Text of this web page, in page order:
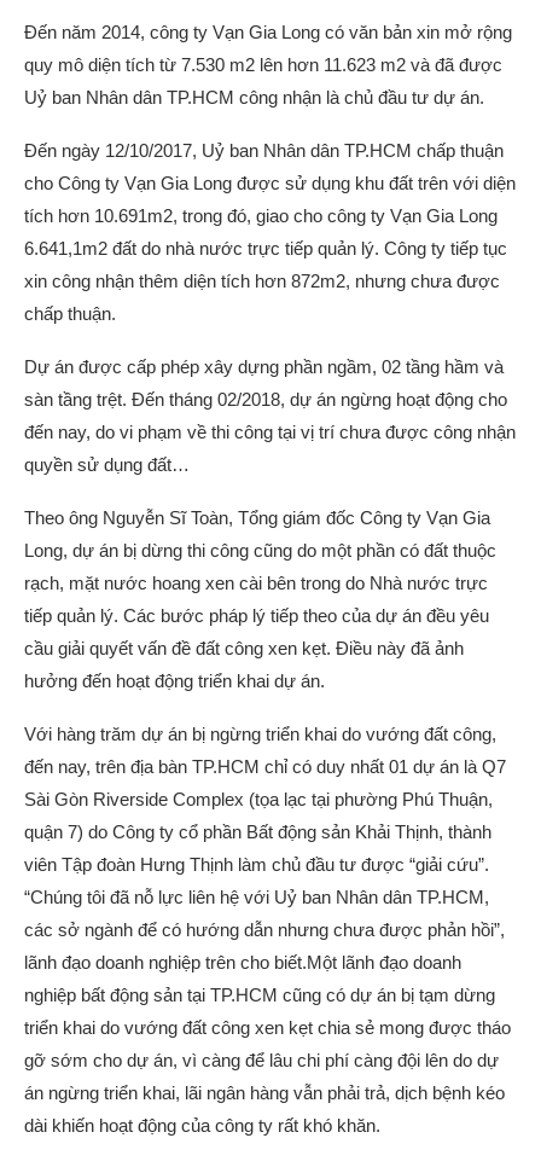
Đến năm 2014, công ty Vạn Gia Long có văn bản xin mở rộng
quy mô diện tích từ 7.530 m2 lên hơn 11.623 m2 và đã được
Uỷ ban Nhân dân TP.HCM công nhận là chủ đầu tư dự án.
Đến ngày 12/10/2017, Uỷ ban Nhân dân TP.HCM chấp thuận
cho Công ty Vạn Gia Long được sử dụng khu đất trên với diện
tích hơn 10.691m2, trong đó, giao cho công ty Vạn Gia Long
6.641,1m2 đất do nhà nước trực tiếp quản lý. Công ty tiếp tục
xin công nhận thêm diện tích hơn 872m2, nhưng chưa được
chấp thuận.
Dự án được cấp phép xây dựng phần ngầm, 02 tầng hầm và
sàn tầng trệt. Đến tháng 02/2018, dự án ngừng hoạt động cho
đến nay, do vi phạm về thi công tại vị trí chưa được công nhận
quyền sử dụng đất…
Theo ông Nguyễn Sĩ Toàn, Tổng giám đốc Công ty Vạn Gia
Long, dự án bị dừng thi công cũng do một phần có đất thuộc
rạch, mặt nước hoang xen cài bên trong do Nhà nước trực
tiếp quản lý. Các bước pháp lý tiếp theo của dự án đều yêu
cầu giải quyết vấn đề đất công xen kẹt. Điều này đã ảnh
hưởng đến hoạt động triển khai dự án.
Với hàng trăm dự án bị ngừng triển khai do vướng đất công,
đến nay, trên địa bàn TP.HCM chỉ có duy nhất 01 dự án là Q7
Sài Gòn Riverside Complex (tọa lạc tại phường Phú Thuận,
quận 7) do Công ty cổ phần Bất động sản Khải Thịnh, thành
viên Tập đoàn Hưng Thịnh làm chủ đầu tư được “giải cứu”.
“Chúng tôi đã nỗ lực liên hệ với Uỷ ban Nhân dân TP.HCM,
các sở ngành để có hướng dẫn nhưng chưa được phản hồi”,
lãnh đạo doanh nghiệp trên cho biết.Một lãnh đạo doanh
nghiệp bất động sản tại TP.HCM cũng có dự án bị tạm dừng
triển khai do vướng đất công xen kẹt chia sẻ mong được tháo
gỡ sớm cho dự án, vì càng để lâu chi phí càng đội lên do dự
án ngừng triển khai, lãi ngân hàng vẫn phải trả, dịch bệnh kéo
dài khiến hoạt động của công ty rất khó khăn.